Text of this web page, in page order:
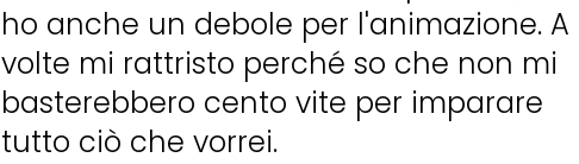
ho anche un debole per l'animazione. A
volte mi rattristo perché so che non mi
basterebbero cento vite per imparare
tutto ciò che vorrei.